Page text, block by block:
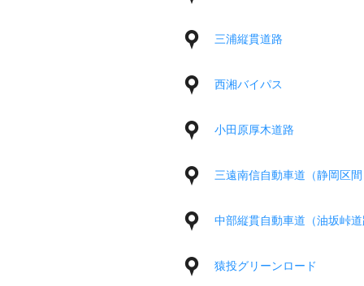
三浦縦貫道路
西湘バイパス
小田原厚木道路
三遠南信自動車道（静岡区
中部縦貫自動車道（油坂峠
猿投グリーンロード